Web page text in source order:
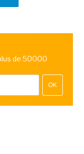
de 50000
OK